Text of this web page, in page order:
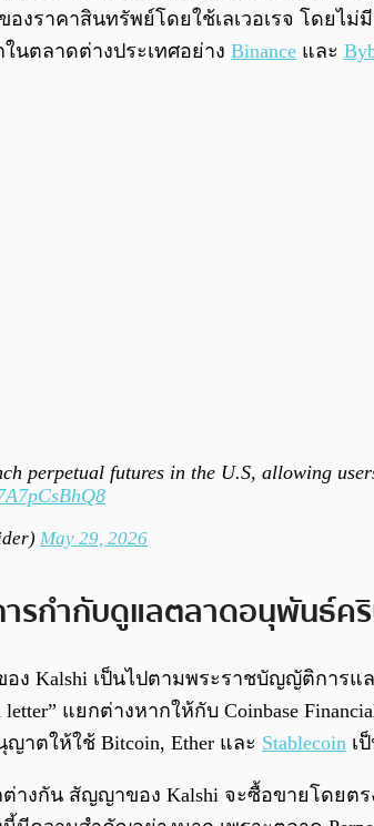
งราคาสินทรัพย์โดยใช้เลเวอเรจ โดย
ตลาดต่างประเทศอย่าง Binance และ
futures in the U.S, allowing
May 29, 2026
ารกำกับดูแลตลาดอนุพันธ์ค
อง Kalshi เป็นไปตามพระราชบัญญัติการ
แยกต่างหากให้กับ Coinbase
าตให้ใช้ Bitcoin, Ether และ Stablecoin เ
างกัน สัญญาของ Kalshi จะซื้อขายโดย